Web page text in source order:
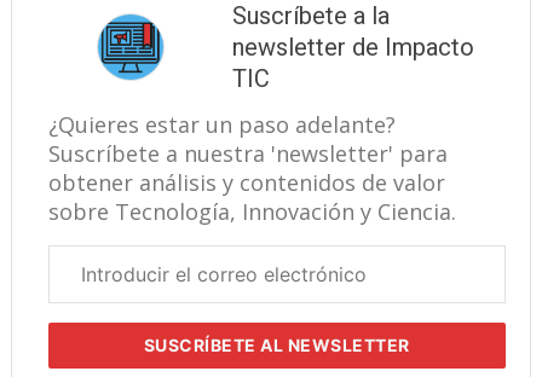
Suscríbete a la
newsletter de Impacto
TIC
¿Quieres estar un paso adelante?
Suscríbete a nuestra 'newsletter' para
obtener análisis y contenidos de valor
sobre Tecnología, Innovación y Ciencia.
electrónico
SUSCRÍBETEAL NEWSLETTER